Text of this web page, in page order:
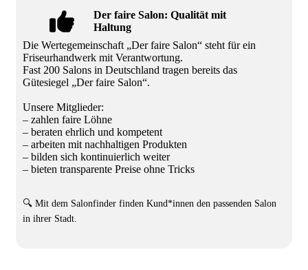
Der faire Salon: Qualität mit
Haltung
Die Wertegemeinschaft „Der faire Salon“ steht für ein
Friseurhandwerk mit Verantwortung.
Fast 200 Salons in Deutschland tragen bereits das
Gütesiegel „Der faire Salon“.
Unsere Mitglieder:
– zahlen faire Löhne
– beraten ehrlich und kompetent
– arbeiten mit nachhaltigen Produkten
– bilden sich kontinuierlich weiter
– bieten transparente Preise ohne Tricks
🔍 Mit dem Salonfinder finden Kund*innen den passenden Salon
in ihrer Stadt.